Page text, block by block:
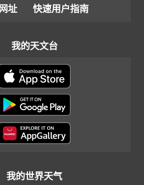
址
快速用户指南
我的天文台
我的世界天气